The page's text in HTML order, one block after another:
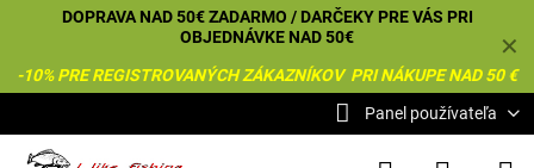
✕
DOPRAVA NAD 50€ ZADARMO / DARČEKY PRE VÁS PRI
OBJEDNÁVKE NAD 50€
-10% PRE REGISTROVANÝCH ZÁKAZNÍKOV PRI NÁKUPE NAD 50 €
Panel používateľa